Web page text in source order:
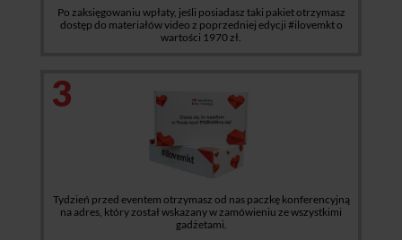
Po zaksięgowaniu wpłaty, jeśli posiadasz taki pakiet otrzymasz
dostęp do materiałów video z poprzedniej edycji #ilovemkt o
wartości 1970 zł.
3
Tydzień przed eventem otrzymasz od nas paczkę konferencyjną
na adres, który został wskazany w zamówieniu ze wszystkimi
gadżetami.